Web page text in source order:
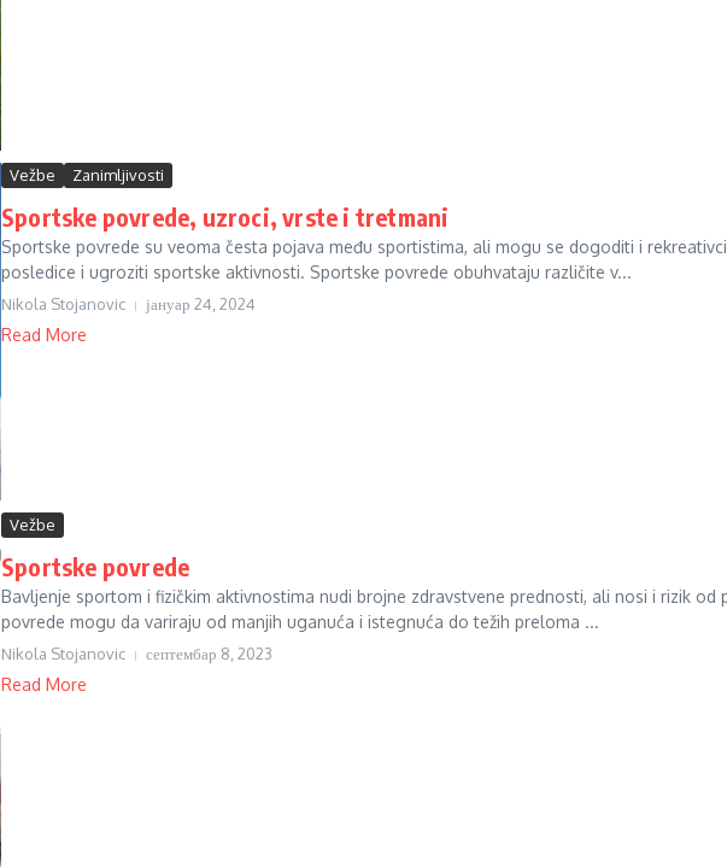
Vežbe Zanimljivosti
Sportske povrede, uzroci, vrste i tretmani
Sportske povrede su veoma česta pojava među sportistima, ali mogu se dogoditi i
posledice i ugroziti sportske aktivnosti. Sportske povrede obuhvataju različite v...
Nikola Stojanovic јануар 24, 2024
Read More
Vežbe
Sportske povrede
Bavljenje sportom i fizičkim aktivnostima nudi brojne zdravstvene prednosti, ali nosi i rizik od
povrede mogu da variraju od manjih uganuća i istegnuća do težih preloma ...
Nikola Stojanovic септембар 8, 2023
Read More